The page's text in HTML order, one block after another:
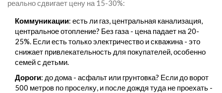
реально сдвигает цену на 15-30%:
Коммуникации: есть ли газ, центральная канализация,
центральное отопление? Без газа - цена падает на 20-
25%. Если есть только электричество и скважина - это
снижает привлекательность для покупателей, особенно
семей с детьми.
Дороги: до дома - асфальт или грунтовка? Если до ворот
500 метров по проселку, и после дождя туда не проехать -